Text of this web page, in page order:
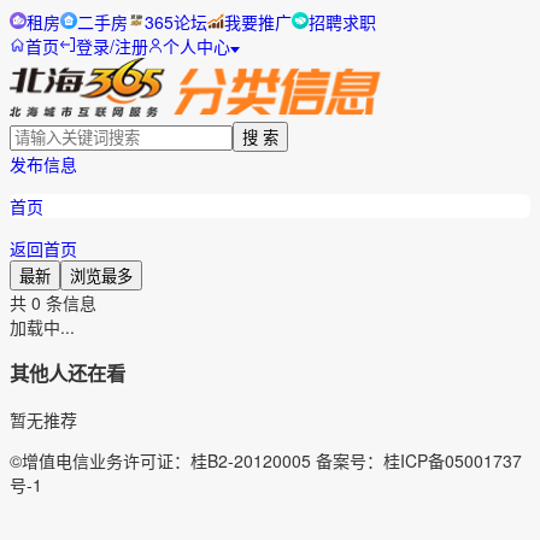
租房 二手房 365论坛 我要推广
招聘求职
首页
登录/注册 个人中心
搜 索
发布信息
首页
返回首页
最新 浏览最多
共 0 条信息
加载中...
其他人还在看
暂无推荐
©增值电信业务许可证：桂B2-20120005 备案号：桂ICP备05001737
号-1